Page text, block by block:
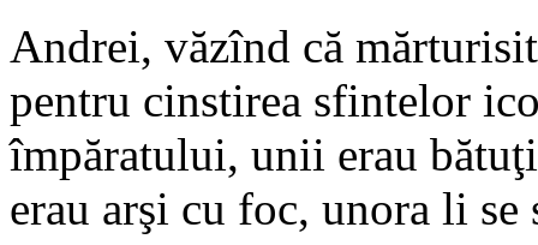
Andrei, văzînd că
pentru cinstirea sfintelor
împăratului, unii erau
erau arşi cu foc, unora li